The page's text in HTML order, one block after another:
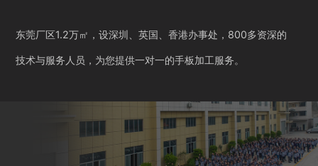
东莞厂区1.2万㎡，设深圳、英国、香港办事处，800多资深的
技术与服务人员，为您提供一对一的手板加工服务。